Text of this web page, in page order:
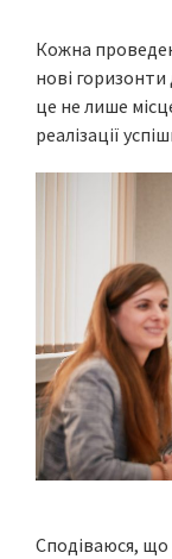
Кожна
нові
це не лише
реалізації
Сподіваюся, що